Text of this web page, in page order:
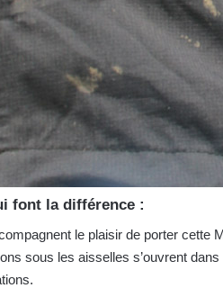
font la différence :
le plaisir de porter cette
sous les aisselles s’ouvrent